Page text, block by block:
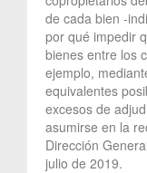
de cada bien -
por qué impedir
bienes entre los
ejemplo,
equivalentes
excesos de
asumirse en la
Dirección
julio de 2019.